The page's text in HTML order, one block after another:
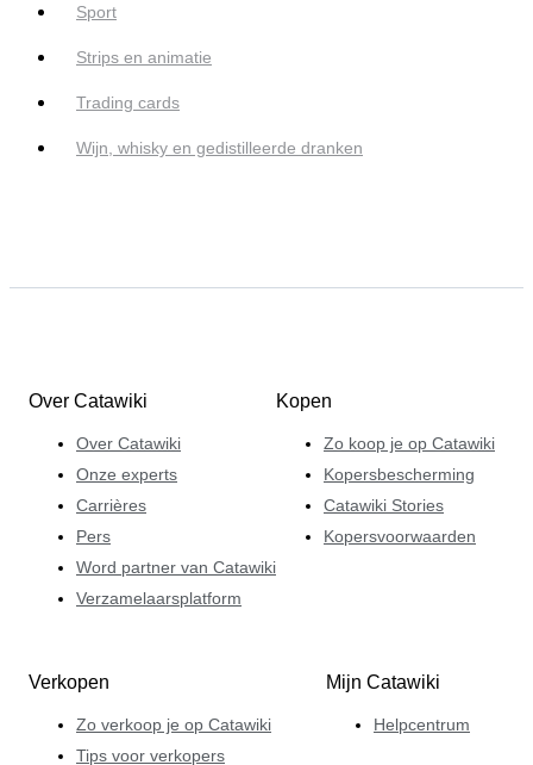
Sport
Strips en animatie
Trading cards
Wijn, whisky en gedistilleerde dranken
Over Catawiki
Over Catawiki
Onze experts
Carrières
Pers
Word partner van Catawiki
Verzamelaarsplatform
Kopen
Zo koop je op Catawiki
Kopersbescherming
Catawiki Stories
Kopersvoorwaarden
Verkopen
Zo verkoop je op Catawiki
Tips voor verkopers
Mijn Catawiki
Helpcentrum